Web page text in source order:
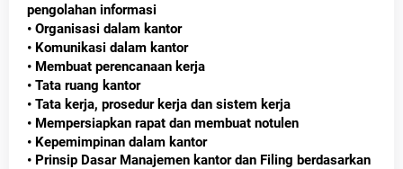
pengolahan informasi
• Organisasi dalam kantor
• Komunikasi dalam kantor
• Membuat perencanaan kerja
• Tata ruang kantor
• Tata kerja, prosedur kerja dan sistem kerja
• Mempersiapkan rapat dan membuat notulen
• Kepemimpinan dalam kantor
• Prinsip Dasar Manajemen kantor dan Filing berdasarkan